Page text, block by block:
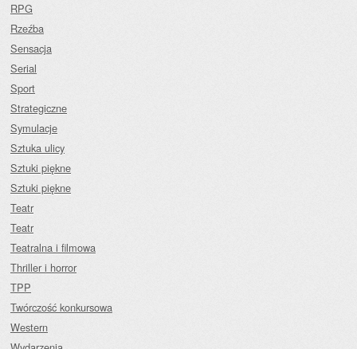
RPG
Rzeźba
Sensacja
Serial
Sport
Strategiczne
Symulacje
Sztuka ulicy
Sztuki piękne
Sztuki piękne
Teatr
Teatr
Teatralna i filmowa
Thriller i horror
TPP
Twórczość konkursowa
Western